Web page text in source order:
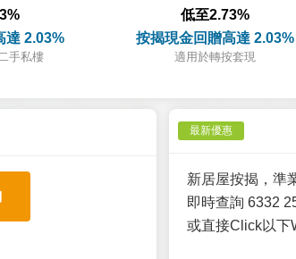
達 2.03%
手私樓
低至2.73%
按揭現金回贈高達 2.03%
適用於轉按套現
最新優惠
新居屋按揭，準
即時查詢 6332
或直接Click以下